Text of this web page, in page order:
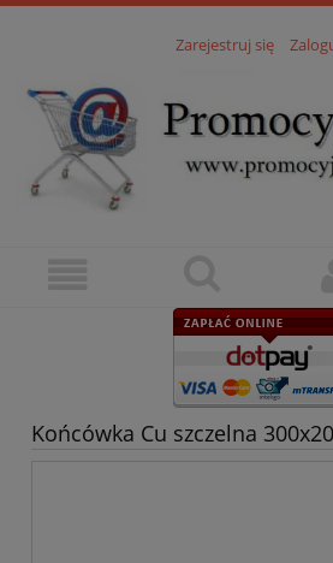
Zarejestruj się
Końcówka Cu szczelna